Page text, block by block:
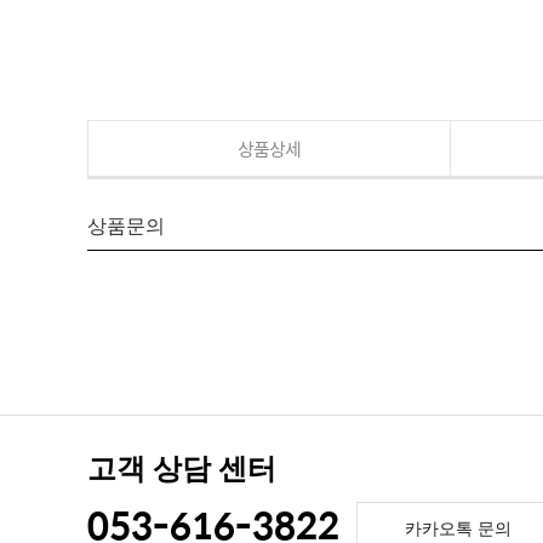
상품상세
상품문의
고객 상담 센터
053-616-3822 카카오톡 문의